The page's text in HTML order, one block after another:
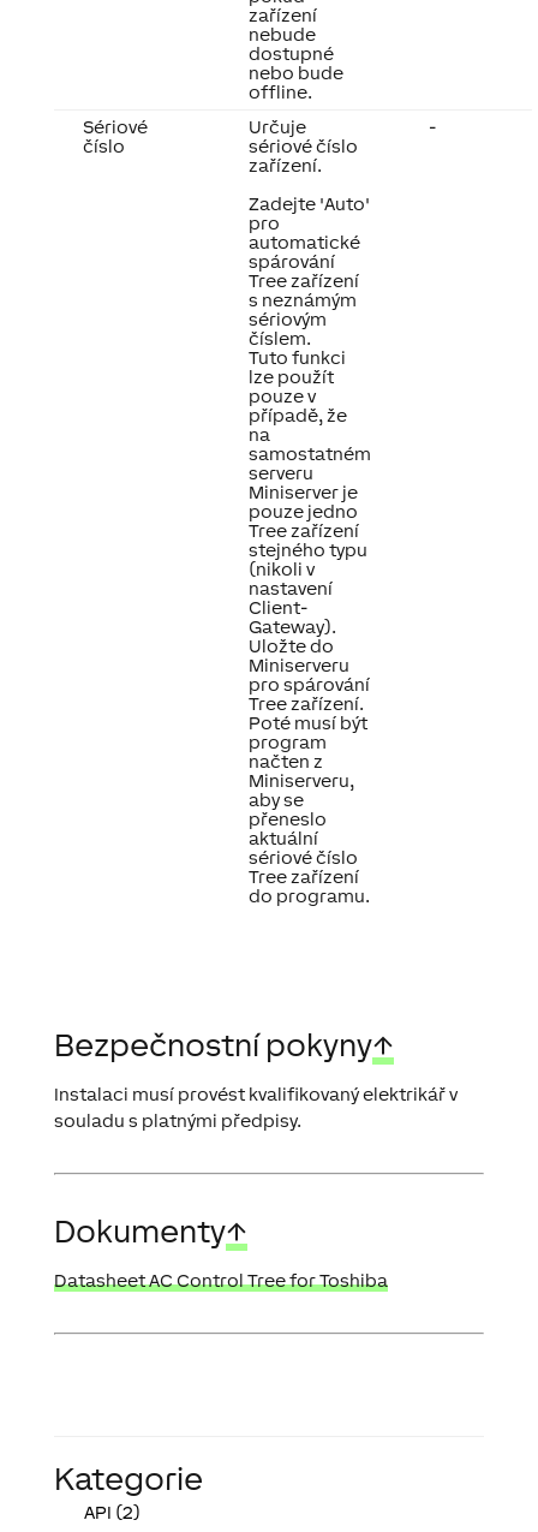
zařízení
nebude
dostupné
nebo bude
offline.
Sériové
číslo
Určuje
sériové číslo
zařízení.
Zadejte 'Auto'
pro
automatické
spárování
Tree zařízení
s neznámým
sériovým
číslem.
Tuto funkci
lze použít
pouze v
případě, že
na
samostatném
serveru
Miniserver je
pouze jedno
Tree zařízení
stejného typu
(nikoli v
nastavení
Client-
Gateway).
Uložte do
Miniserveru
pro spárování
Tree zařízení.
Poté musí být
program
načten z
Miniserveru,
aby se
přeneslo
aktuální
sériové číslo
Tree zařízení
do programu.
-
Bezpečnostní pokyny↑
Instalaci musí provést kvalifikovaný elektrikář v
souladu s platnými předpisy.
Dokumenty↑
Datasheet AC Control Tree for Toshiba
Kategorie
API (2)